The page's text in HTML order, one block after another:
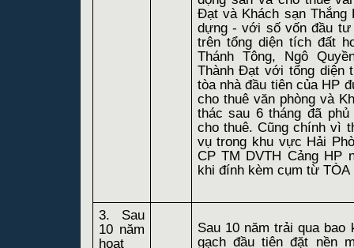
Đạt và Khách sạn
dựng - với số vốn đầu tư
trên tổng diện tích đất
Thánh Tông, Ngô
Thành Đạt với tổng diện
tòa nhà đầu tiên của HP
cho thuê văn phòng và
thác sau 6 tháng đã
cho thuê. Cũng chính vì
vụ trong khu vực Hải
CP TM DVTH Cảng HP
khi đính kèm cụm từ TÒA
3. Sau
10 năm
hoạt
Sau 10 năm trải qua
gạch đầu tiên đặt nền